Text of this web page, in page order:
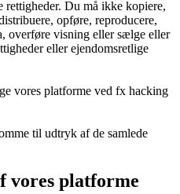
Du må ikke kopiere,
opføre, reproducere,
overføre visning eller sælge eller
eller ejendomsretlige
vores platforme ved fx hacking
til udtryk af de samlede
vores platforme